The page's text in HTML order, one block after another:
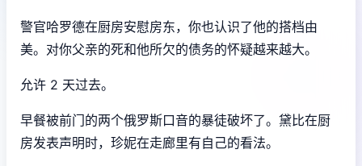
警官哈罗德在厨房安慰房东，你也认识了他的搭档由
美。对你父亲的死和他所欠的债务的怀疑越来越大。
允许 2 天过去。
早餐被前门的两个俄罗斯口音的暴徒破坏了。黛比在厨
房发表声明时，珍妮在走廊里有自己的看法。